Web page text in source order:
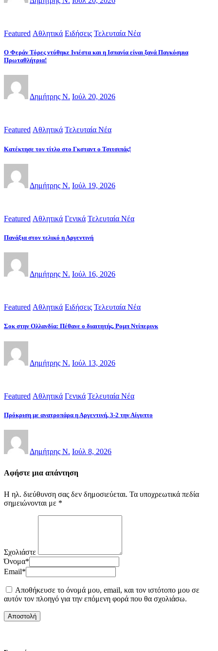
Featured Αθλητικά Ειδήσεις Τελευταία Νέα
Ο Φεράν Τόρες ντύθηκε Ινιέστα και η Ισπανία είναι ξανά Παγκόσμια
Πρωταθλήτρια!
Δημήτρης Ν. Ιούλ 20, 2026
Featured Αθλητικά Τελευταία Νέα
Κατέκτησε τον τίτλο στο Γκσταντ ο Τσιτσιπάς!
Δημήτρης Ν. Ιούλ 19, 2026
Featured Αθλητικά Γενικά Τελευταία Νέα
Πανάξια στον τελικό η Αργεντινή
Δημήτρης Ν. Ιούλ 16, 2026
Featured Αθλητικά Ειδήσεις Τελευταία Νέα
Σοκ στην Ολλανδία: Πέθανε ο διαιτητής, Ρομπ Ντίπερινκ
Δημήτρης Ν. Ιούλ 13, 2026
Featured Αθλητικά Γενικά Τελευταία Νέα
Πρόκριση με ανατροπάρα η Αργεντινή, 3-2 την Αίγυπτο
Δημήτρης Ν. Ιούλ 8, 2026
Αφήστε μια απάντηση
Η ηλ. διεύθυνση σας δεν δημοσιεύεται. Τα υποχρεωτικά πεδία
σημειώνονται με *
Σχολιάστε
Όνομα*
Email*
Αποθήκευσε το όνομά μου, email, και τον ιστότοπο μου σε
αυτόν τον πλοηγό για την επόμενη φορά που θα σχολιάσω.